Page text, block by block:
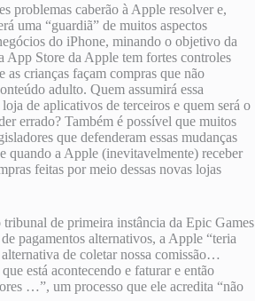
problemas caberão à Apple resolver e,
uma “guardiã” de muitos aspectos
do iPhone, minando o objetivo da
App Store da Apple tem fortes controles
as crianças façam compras que não
adulto. Quem assumirá essa
de aplicativos de terceiros e quem será o
errado? Também é possível que muitos
que defenderam essas mudanças
quando a Apple (inevitavelmente) receber
feitas por meio dessas novas lojas
de primeira instância da Epic Games
pagamentos alternativos, a Apple “teria
de coletar nossa comissão…
está acontecendo e faturar e então
…”, um processo que ele acredita “não